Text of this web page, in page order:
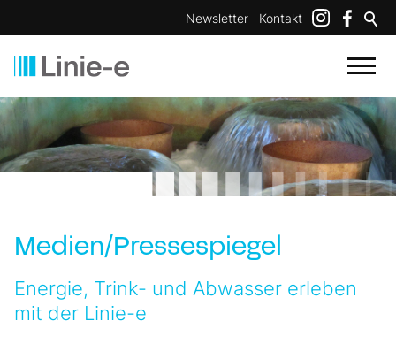
Newsletter Kontakt
Medien/Pressespiegel
Energie, Trink- und Abwasser erleben
mit der Linie-e